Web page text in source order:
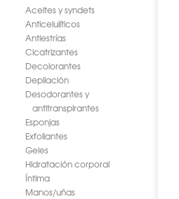
Aceites y syndets
Anticelulíticos
Antiestrías
Cicatrizantes
Decolorantes
Depilación
Desodorantes y
antitranspirantes
Esponjas
Exfoliantes
Geles
Hidratación corporal
Íntima
Manos/uñas